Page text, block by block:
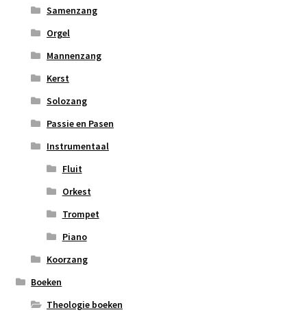
Samenzang
Orgel
Mannenzang
Kerst
Solozang
Passie en Pasen
Instrumentaal
Fluit
Orkest
Trompet
Piano
Koorzang
Boeken
Theologie boeken